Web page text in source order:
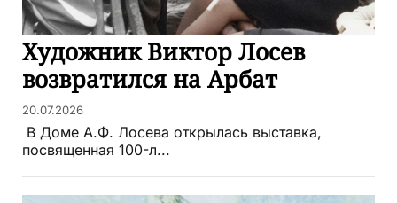
Художник Виктор Лосев
возвратился на Арбат
20.07.2026
В Доме А.Ф. Лосева открылась выставка,
посвященная 100-л...